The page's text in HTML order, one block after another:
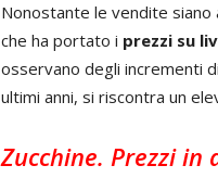
Nonostante le vendite siano
che ha portato i prezzi su
osservano degli incrementi
ultimi anni, si riscontra un
Zucchine. Prezzi in